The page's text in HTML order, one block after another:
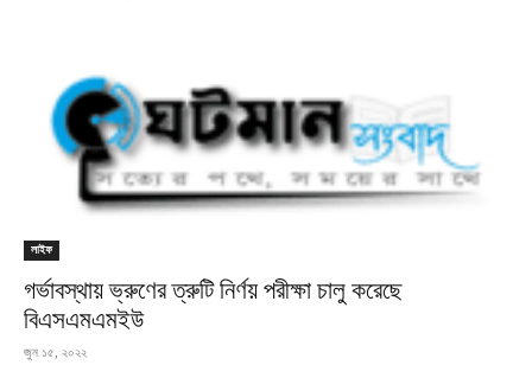
লাইফ
গর্ভাবস্থায় ভ্রুণের ত্রুটি নির্ণয় পরীক্ষা চালু করেছে
বিএসএমএমইউ
জুন ১৫, ২০২২